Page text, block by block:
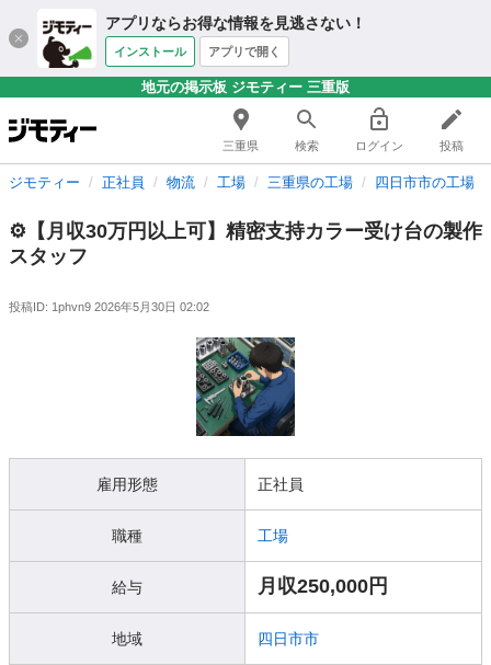
アプリならお得な情報を見逃さない！
インストール アプリで開く
地元の掲示板 ジモティー 三重版
三重県 検索 ログイン 投稿
ジモティー 正社員 物流 工場 三重県の工場 四日市市の工場
⚙️【月収30万円以上可】精密支持カラー受け台の製作
スタッフ
投稿ID: 1phvn9 2026年5月30日 02:02
雇用形態 正社員
職種 工場
給与 月収250,000円
地域 四日市市